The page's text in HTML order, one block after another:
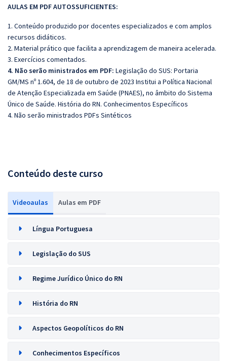
AULAS EM PDF AUTOSSUFICIENTES:
1. Conteúdo produzido por docentes especializados e com amplos
recursos didáticos.
2. Material prático que facilita a aprendizagem de maneira acelerada.
3. Exercícios comentados.
4. Não serão ministrados em PDF: Legislação do SUS: Portaria
GM/MS nº 1.604, de 18 de outubro de 2023 Institui a Política Nacional
de Atenção Especializada em Saúde (PNAES), no âmbito do Sistema
Único de Saúde. História do RN. Conhecimentos Específicos
4. Não serão ministrados PDFs Sintéticos
Conteúdo deste curso
Videoaulas Aulas em PDF
Língua Portuguesa
Legislação do SUS
Regime Jurídico Único do RN
História do RN
Aspectos Geopolíticos do RN
Conhecimentos Específicos